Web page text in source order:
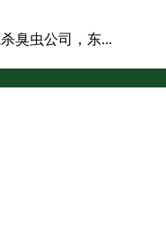
臭虫公司，东...